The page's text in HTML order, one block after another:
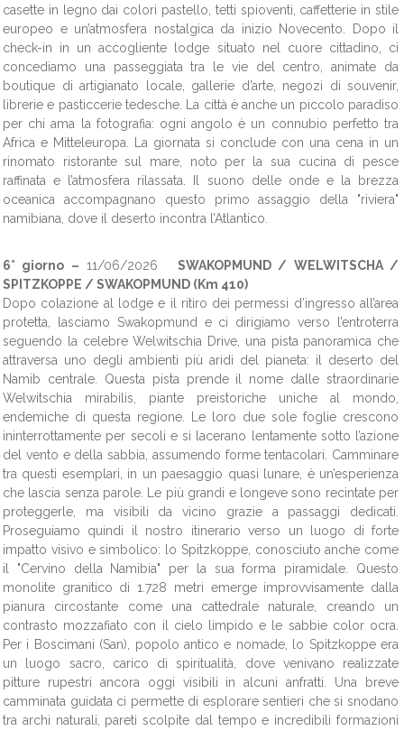
casette in legno dai colori pastello, tetti spioventi, caffetterie in stile
europeo e un’atmosfera nostalgica da inizio Novecento. Dopo il
check-in in un accogliente lodge situato nel cuore cittadino, ci
concediamo una passeggiata tra le vie del centro, animate da
boutique di artigianato locale, gallerie d’arte, negozi di souvenir,
librerie e pasticcerie tedesche. La città è anche un piccolo paradiso
per chi ama la fotografia: ogni angolo è un connubio perfetto tra
Africa e Mitteleuropa. La giornata si conclude con una cena in un
rinomato ristorante sul mare, noto per la sua cucina di pesce
raffinata e l’atmosfera rilassata. Il suono delle onde e la brezza
oceanica accompagnano questo primo assaggio della "riviera"
namibiana, dove il deserto incontra l’Atlantico.
6° giorno – 11/06/2026 SWAKOPMUND / WELWITSCHA /
SPITZKOPPE / SWAKOPMUND (Km 410)
Dopo colazione al lodge e il ritiro dei permessi d’ingresso all’area
protetta, lasciamo Swakopmund e ci dirigiamo verso l’entroterra
seguendo la celebre Welwitschia Drive, una pista panoramica che
attraversa uno degli ambienti più aridi del pianeta: il deserto del
Namib centrale. Questa pista prende il nome dalle straordinarie
Welwitschia mirabilis, piante preistoriche uniche al mondo,
endemiche di questa regione. Le loro due sole foglie crescono
ininterrottamente per secoli e si lacerano lentamente sotto l’azione
del vento e della sabbia, assumendo forme tentacolari. Camminare
tra questi esemplari, in un paesaggio quasi lunare, è un’esperienza
che lascia senza parole. Le più grandi e longeve sono recintate per
proteggerle, ma visibili da vicino grazie a passaggi dedicati.
Proseguiamo quindi il nostro itinerario verso un luogo di forte
impatto visivo e simbolico: lo Spitzkoppe, conosciuto anche come
il "Cervino della Namibia" per la sua forma piramidale. Questo
monolite granitico di 1.728 metri emerge improvvisamente dalla
pianura circostante come una cattedrale naturale, creando un
contrasto mozzafiato con il cielo limpido e le sabbie color ocra.
Per i Boscimani (San), popolo antico e nomade, lo Spitzkoppe era
un luogo sacro, carico di spiritualità, dove venivano realizzate
pitture rupestri ancora oggi visibili in alcuni anfratti. Una breve
camminata guidata ci permette di esplorare sentieri che si snodano
tra archi naturali, pareti scolpite dal tempo e incredibili formazioni